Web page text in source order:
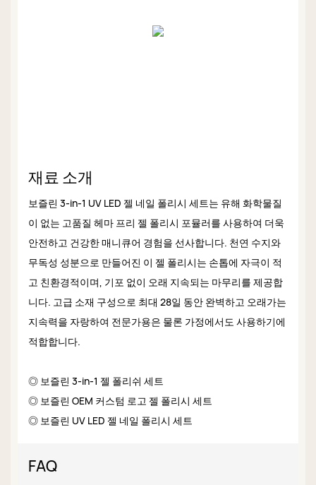
재료 소개
보즐린 3-in-1 UV LED 젤 네일 폴리시 세트는 유해 화학물질
이 없는 고품질 헤마 프리 젤 폴리시 포뮬러를 사용하여 더욱
안전하고 건강한 매니큐어 경험을 선사합니다. 천연 수지와
무독성 성분으로 만들어진 이 젤 폴리시는 손톱에 자극이 적
고 친환경적이며, 기포 없이 오래 지속되는 마무리를 제공합
니다. 고급 소재 구성으로 최대 28일 동안 완벽하고 오래가는
지속력을 자랑하여 전문가용은 물론 가정에서도 사용하기에
적합합니다.
◎ 보즐린 3-in-1 젤 폴리쉬 세트
◎ 보즐린 OEM 커스텀 로고 젤 폴리시 세트
◎ 보즐린 UV LED 젤 네일 폴리시 세트
FAQ